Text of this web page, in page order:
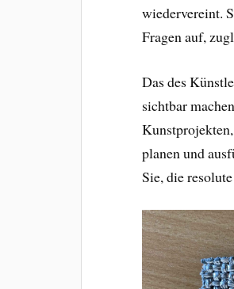
wiedervereint.
Fragen auf,
Das des
sichtbar
planen und
Sie, die